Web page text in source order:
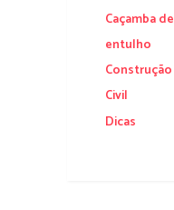
Caçamba de
entulho
Construção
Civil
Dicas